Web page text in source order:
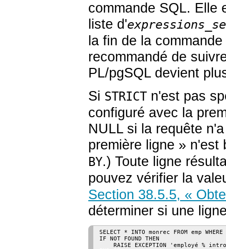
commande SQL. Elle
liste d'
la fin de la
recommandé de
PL/pgSQLdevient
Si STRICT n'est pas
configuré avec la
NULL si la requête
première ligne » n'est
BY.) Toute ligne
pouvez vérifier la
Section 38.5.5, «
déterminer si une
SELECT * INTO monrec FROM emp
IF NOT FOUND THEN
RAISE EXCEPTION 'employé %